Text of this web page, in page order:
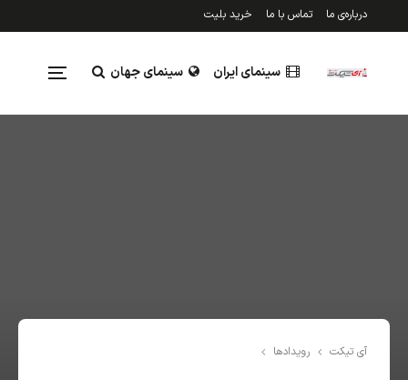
درباره‌ی ما تماس با ما خرید بلیت
سینمای ایران سینمای جهان
آی تیکت رویدادها